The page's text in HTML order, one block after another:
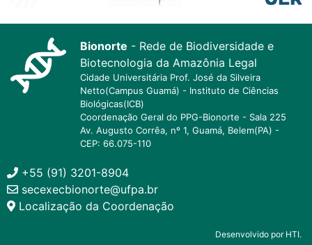
Bionorte - Rede de Biodiversidade e
Biotecnologia da Amazônia Legal
Cidade Universitária Prof. José da Silveira
Netto(Campus Guamá) - Instituto de Ciências
Biológicas(ICB)
Coordenação Geral do PPG-Bionorte - Sala 225
Av. Augusto Corrêa, nº 1, Guamá, Belem(PA) -
CEP: 66.075-110
+55 (91) 3201-8904
secexecbionorte@ufpa.br
Localização da Coordenação
Desenvolvido por HTI.